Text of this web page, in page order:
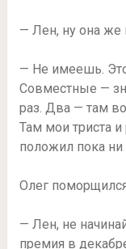
— Лен, ну она же
— Не имеешь.
Совместные —
раз. Два — там
Там мои триста
положил пока ни
Олег
— Лен, не
премия в